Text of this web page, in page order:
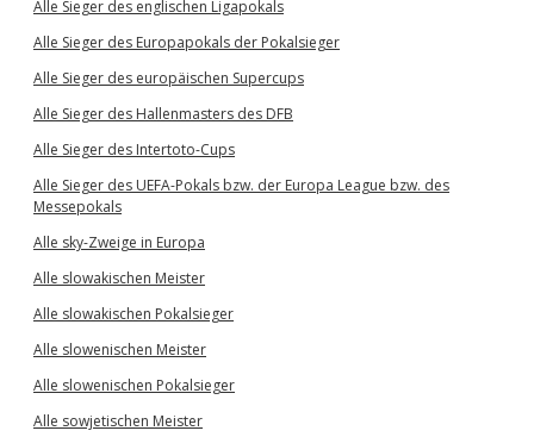
Alle Sieger des englischen Ligapokals
Alle Sieger des Europapokals der Pokalsieger
Alle Sieger des europäischen Supercups
Alle Sieger des Hallenmasters des DFB
Alle Sieger des Intertoto-Cups
Alle Sieger des UEFA-Pokals bzw. der Europa League bzw. des
Messepokals
Alle sky-Zweige in Europa
Alle slowakischen Meister
Alle slowakischen Pokalsieger
Alle slowenischen Meister
Alle slowenischen Pokalsieger
Alle sowjetischen Meister